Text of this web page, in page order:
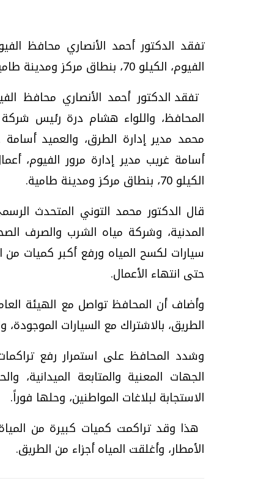
تفقد الدكتور أحمد الأنصاري محافظ
الفيوم، الكيلو 70، بنطاق مركز ومدينة طامية./Maspero RSS
تفقد الدكتور أحمد الأنصاري محافظ
المحافظ، واللواء هشام درة رئيس شركة
محمد مدير إدارة الطرق، والعميد أسامة
أسامة غريب مدير إدارة مرور الفيوم،
الكيلو 70، بنطاق مركز ومدينة طامية
.
قال الدكتور محمد التوني المتحدث
سيارات لكسح المياه ورفع أكبر كميات من
حتى انتهاء الأعمال.
وأضاف أن المحافظ تواصل مع الهيئة
الطريق، بالاشتراك مع السيارات الموجودة،
وشدد المحافظ على استمرار رفع
الجهات المعنية والمتابعة
الاستجابة لبلاغات المواطنين، وحلها فوراً.
الأمطار، وأغلقت المياه أجزاء من الطريق.
فيديو.. الإعلام
وتحديات هائلة
الخميس، 30 يوليو 2026 01:09 م
تحقيقات وحوارات
موجات الطقس الساخنة.. لماذا تحدث وكيف